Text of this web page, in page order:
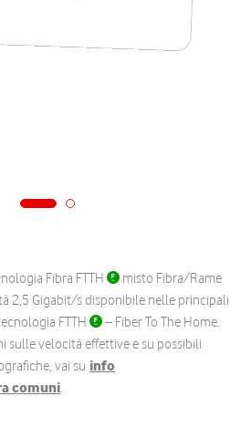
Fibra FTTH
misto Fibra/Rame
2,5 Gigabit/s disponibile nelle principali
FTTH
– Fiber To The Home.
sulle velocità effettive e su possibili
vai su info
comuni.